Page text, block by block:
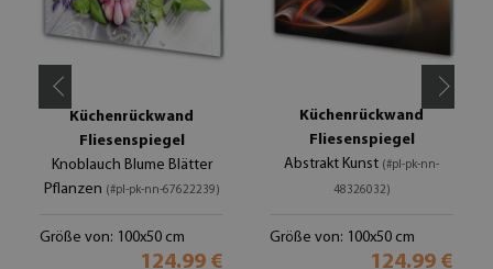
Küchenrückwand
Fliesenspiegel
Knoblauch Blume Blätter
Pflanzen (#pl-pk-nn-67622239)
Größe von: 100x50 cm
124.99 €
Küchenrückwand
Fliesenspiegel
Abstrakt Kunst (#pl-pk-nn-
48326032)
Größe von: 100x50 cm
124.99 €